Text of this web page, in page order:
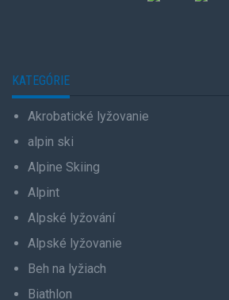
KATEGÓRIE
Akrobatické lyžovanie
alpin ski
Alpine Skiing
Alpint
Alpské lyžování
Alpské lyžovanie
Beh na lyžiach
Biathlon